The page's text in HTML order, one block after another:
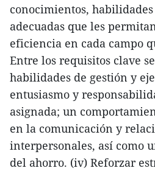
conocimientos,
adecuadas que les
eficiencia en cada campo
Entre los requisitos clave
habilidades de gestión y
entusiasmo y
asignada; un
en la comunicación y
interpersonales, así como
del ahorro. (iv) Reforzar